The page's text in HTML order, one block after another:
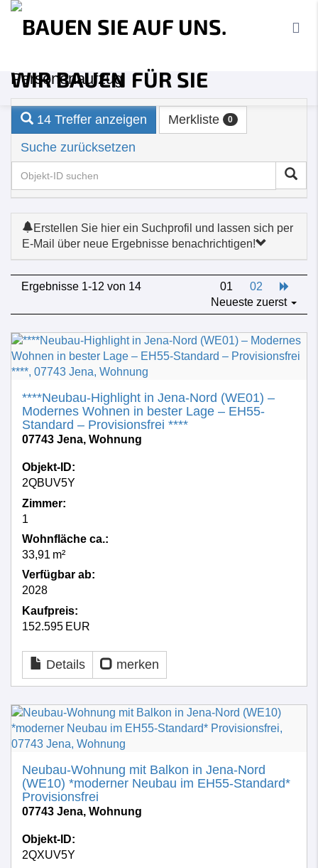
Personenaufzug
14 Treffer anzeigen Merkliste 0
Suche zurücksetzen
Erstellen Sie hier ein Suchprofil und lassen sich per
E-Mail über neue Ergebnisse benachrichtigen!
Ergebnisse 1-12 von 14 01
02
Neueste zuerst
****Neubau-Highlight in Jena-Nord (WE01) –
Modernes Wohnen in bester Lage – EH55-
Standard – Provisionsfrei ****
07743 Jena, Wohnung
Objekt-ID:
2QBUV5Y
Zimmer:
1
Wohnfläche ca.:
33,91 m²
Verfügbar ab:
2028
Kaufpreis:
152.595 EUR
Details merken
Neubau-Wohnung mit Balkon in Jena-Nord
(WE10) *moderner Neubau im EH55-Standard*
Provisionsfrei
07743 Jena, Wohnung
Objekt-ID:
2QXUV5Y